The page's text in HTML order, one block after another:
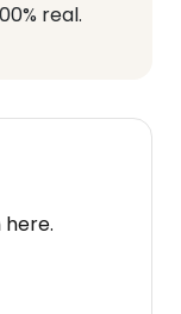
real.
here.